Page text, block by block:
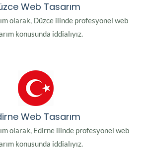
Web Tasarım
olarak, Düzce ilinde profesyonel web
konusunda iddialıyız.
Web Tasarım
olarak, Edirne ilinde profesyonel web
konusunda iddialıyız.